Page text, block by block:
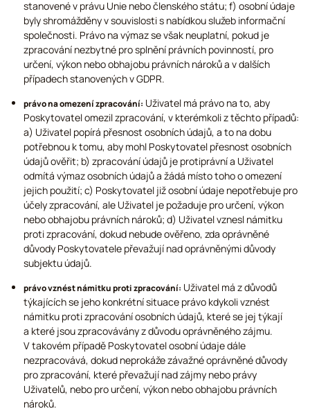
stanovené v právu Unie nebo členského státu; f) osobní údaje
byly shromážděny v souvislosti s nabídkou služeb informační
společnosti. Právo na výmaz se však neuplatní, pokud je
zpracování nezbytné pro splnění právních povinností, pro
určení, výkon nebo obhajobu právních nároků a v dalších
případech stanovených v GDPR.
právo na omezení zpracování: Uživatel má právo na to, aby
Poskytovatel omezil zpracování, v kterémkoli z těchto případů:
a) Uživatel popírá přesnost osobních údajů, a to na dobu
potřebnou k tomu, aby mohl Poskytovatel přesnost osobních
údajů ověřit; b) zpracování údajů je protiprávní a Uživatel
odmítá výmaz osobních údajů a žádá místo toho o omezení
jejich použití; c) Poskytovatel již osobní údaje nepotřebuje pro
účely zpracování, ale Uživatel je požaduje pro určení, výkon
nebo obhajobu právních nároků; d) Uživatel vznesl námitku
proti zpracování, dokud nebude ověřeno, zda oprávněné
důvody Poskytovatele převažují nad oprávněnými důvody
subjektu údajů.
právo vznést námitku proti zpracování: Uživatel má z důvodů
týkajících se jeho konkrétní situace právo kdykoli vznést
námitku proti zpracování osobních údajů, které se jej týkají
a které jsou zpracovávány z důvodu oprávněného zájmu.
V takovém případě Poskytovatel osobní údaje dále
nezpracovává, dokud neprokáže závažné oprávněné důvody
pro zpracování, které převažují nad zájmy nebo právy
Uživatelů, nebo pro určení, výkon nebo obhajobu právních
nároků.